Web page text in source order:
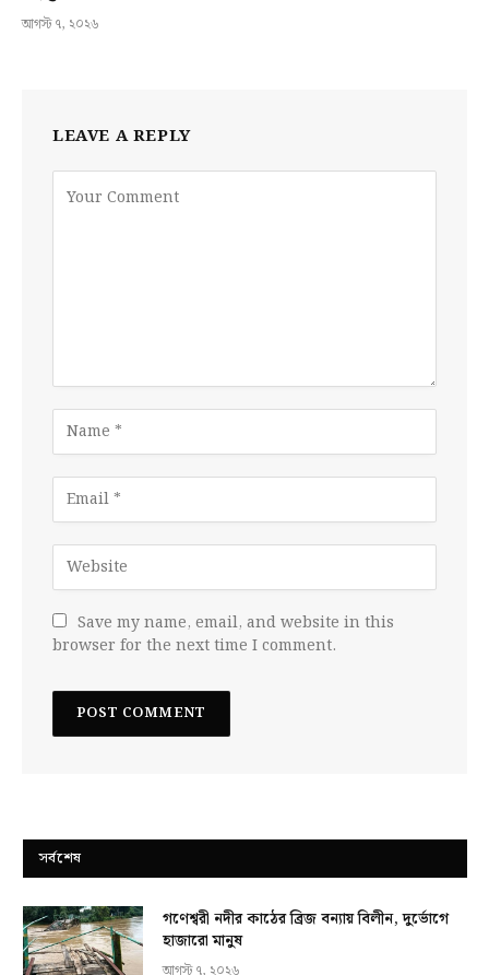
আগস্ট ৭, ২০২৬
LEAVE A REPLY
Save my name, email, and website in this
browser for the next time I comment.
সর্বশেষ
গণেশ্বরী নদীর কাঠের ব্রিজ বন্যায় বিলীন, দুর্ভোগে
হাজারো মানুষ